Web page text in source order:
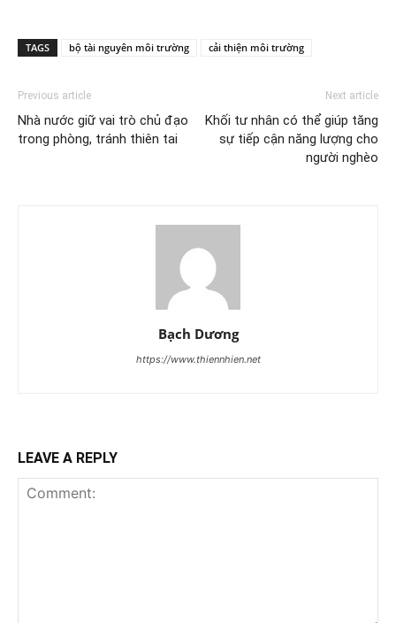
TAGS bộ tài nguyên môi trường cải thiện môi trường
Previous article
Nhà nước giữ vai trò chủ đạo
trong phòng, tránh thiên tai
Next article
Khối tư nhân có thể giúp tăng
sự tiếp cận năng lượng cho
người nghèo
Bạch Dương
https://www.thiennhien.net
LEAVE A REPLY